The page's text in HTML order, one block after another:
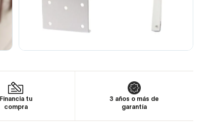
Financia tu
compra
3 años o más de
garantía